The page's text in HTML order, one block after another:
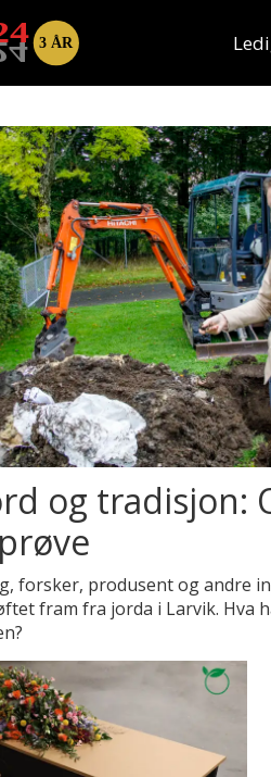
og tradisjon:
forsker, produsent og andre
fram fra jorda i Larvik. Hva